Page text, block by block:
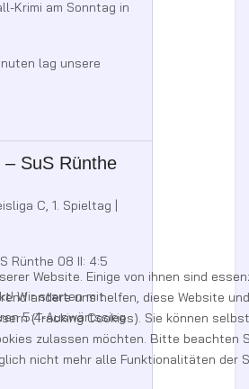
Krimi am Sonntag in
lag unsere
SuS Rünthe
C, 1. Spieltag |
Rünthe 08 II: 4:5
Wir starten mit
5:4-Auswärtssieg
Website. Einige von ihnen sind
andere uns helfen, diese Website
(Tracking Cookies). Sie können selbst
zulassen möchten. Bitte beachten
nicht mehr alle Funktionalitäten der